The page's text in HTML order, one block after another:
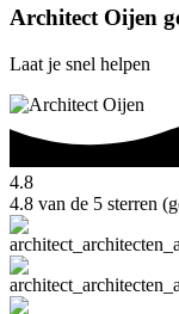
Architect Oijen
Laat je snel helpen
4.8
4.8 van de 5 sterren